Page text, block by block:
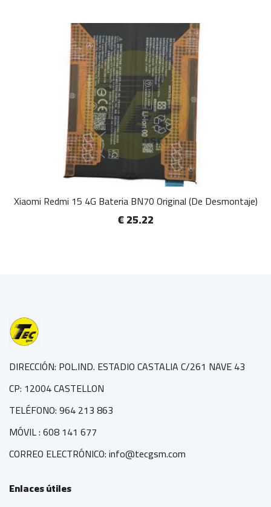
Xiaomi Redmi 15 4G Bateria BN70 Original (De Desmontaje)
€ 25.22
DIRECCIÓN: POL.IND. ESTADIO CASTALIA C/261 NAVE 43
CP: 12004 CASTELLON
TELÉFONO: 964 213 863
MÓVIL : 608 141 677
CORREO ELECTRÓNICO: info@tecgsm.com
Enlaces útiles